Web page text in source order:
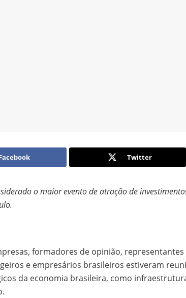
Twitter
o maior evento de atração de
formadores de opinião, representantes
e empresários brasileiros estiveram
da economia brasileira, como